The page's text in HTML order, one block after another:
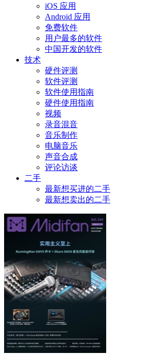
iOS 应用
Android 应用
免费软件
用户最多的软件
中国开发的软件
技术
硬件评测
软件评测
软件使用指南
硬件使用指南
视频
录音混音
音乐制作
电脑音乐
声音合成
评论访谈
二手
最新想买进的二手
最新想卖出的二手